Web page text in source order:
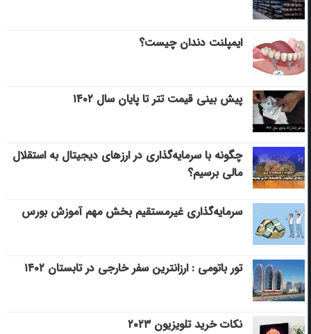
ایمپلنت دندان چیست؟
پیش بینی قیمت تتر تا پایان سال ۱۴۰۲
چگونه با سرمایه‌گذاری در ارزهای دیجیتال به استقلال
مالی برسیم؟
سرمایه‌گذاری غیرمستقیم بخش مهم آموزش بورس
تور باتومی : ارزانترین سفر خارجی در تابستان ۱۴۰۲
نکات خرید تلویزیون ۲۰۲۳